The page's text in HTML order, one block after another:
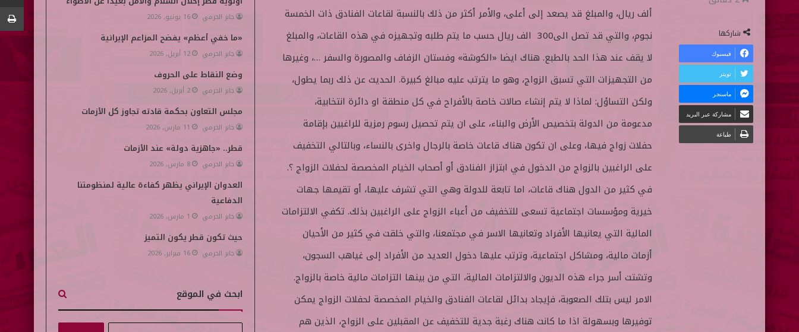
ألف ريال، والمبلغ قد يصعد إلى أعلى، والأمر أكثر من ذلك بالنسبة لقاعات الفنادق ذات الخمسة
نجوم، والتي قد تصل الى300 الف ريال حسب ما يتم طلبه وتجهيزه في هذه القاعات، والمبلغ
لا يقف عند هذا الحد بالطبع. هناك ايضا «الكوشة» وفستان الزفاف والمصورة والسفر …، وغيرها
من التجهيزات التي تسبق الزواج، وهو ما يترتب عليه مبالغ كبيرة. الحديث عن ذلك ربما يطول،
ولكن التساؤل: لماذا لا يتم إنشاء صالات خاصة بالأفراح في كل منطقة او دائرة انتخابية،
مدعومة من الدولة بتخصيص الأرض والبناء، على ان يتم تحصيل رسوم رمزية للراغبين بإقامة
حفلات زواج فيها، وعلى ان تكون هناك قاعات خاصة بالرجال واخرى بالنساء، وبالتالي التخفيف
على الراغبين بالزواج من الدخول في ابتزاز الفنادق أو أصحاب الخيام المخصصة لحفلات الزواج ؟.
في كثير من الدول هناك قاعات، اما تابعة للدولة وهي التي تشرف عليها، أو تقيمها جهات
خيرية ومؤسسات اجتماعية تسعى للتخفيف من أعباء الزواج على الراغبين بذلك. تكفي الالتزامات
المالية التي يعانيها الأفراد وتعانيها الاسر في مجتمعنا، والتي خلقت في كثير من الأحيان
أزمات مالية، ومشاكل اجتماعية، وترتب عليها دخول العديد من الأفراد إلى غياهب السجون،
وتشتت أسر جراء هذه الديون والالتزامات المالية، التي من بينها التزامات مالية خاصة بالزواج.
الامر ليس بتلك الصعوبة، فإيجاد بدائل لقاعات الفنادق والخيام المخصصة لحفلات الزواج يمكن
توفيرها وبسهولة اذا ما كانت هناك رغبة جدية للتخفيف عن المقبلين على الزواج، الذين هم
ت
و
ي
ر
د
ا
إ
ل
ر
شاركها
فيسبوك
تويتر
ماسنجر
مشاركة عبر البريد
طباعة
جابر الحرمي 16 يونيو, 2026
«ما خفي أعظم» يفضح المزاعم الإيرانية
جابر الحرمي 12 أبريل, 2026
وضع النقاط على الحروف
جابر الحرمي 2 أبريل, 2026
مجلس التعاون بحكمة قادته تجاوز كل الأزمات
جابر الحرمي 11 مارس, 2026
قطر.. «جاهزية دولة» عند الأزمات
جابر الحرمي 8 مارس, 2026
العدوان الإيراني يظهر كفاءة عالية لمنظومتنا
الدفاعية
جابر الحرمي 1 مارس, 2026
حيث تكون قطر يكون التميز
جابر الحرمي 16 فبراير, 2026
ابحث في الموقع